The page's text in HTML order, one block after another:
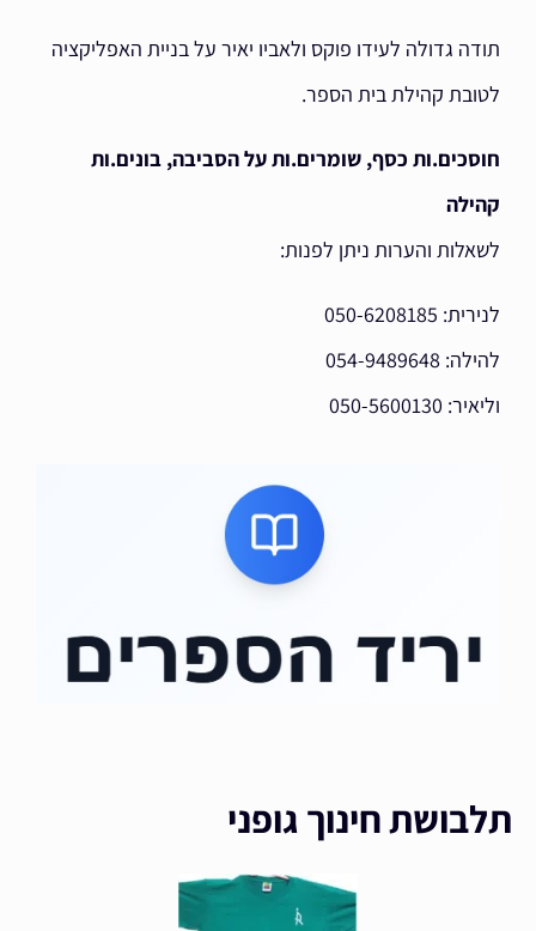
תודה גדולה לעידו פוקס ולאביו יאיר על בניית האפליקציה
לטובת קהילת בית הספר.
חוסכים.ות כסף, שומרים.ות על הסביבה, בונים.ות
קהילה
לשאלות והערות ניתן לפנות:
לנירית: 050-6208185
להילה: 054-9489648
וליאיר: 050-5600130
תלבושת חינוך גופני